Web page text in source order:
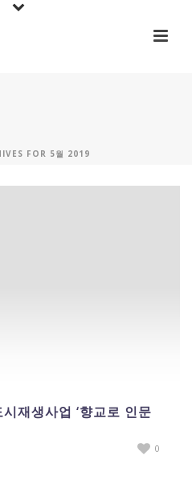
FOR 5월 2019
재생사업 ‘향교로 인문
0